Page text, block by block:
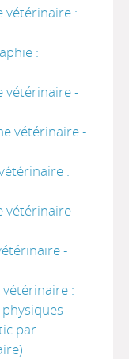
vétérinaire :
:
vétérinaire -
vétérinaire -
:
vétérinaire -
-
:
par